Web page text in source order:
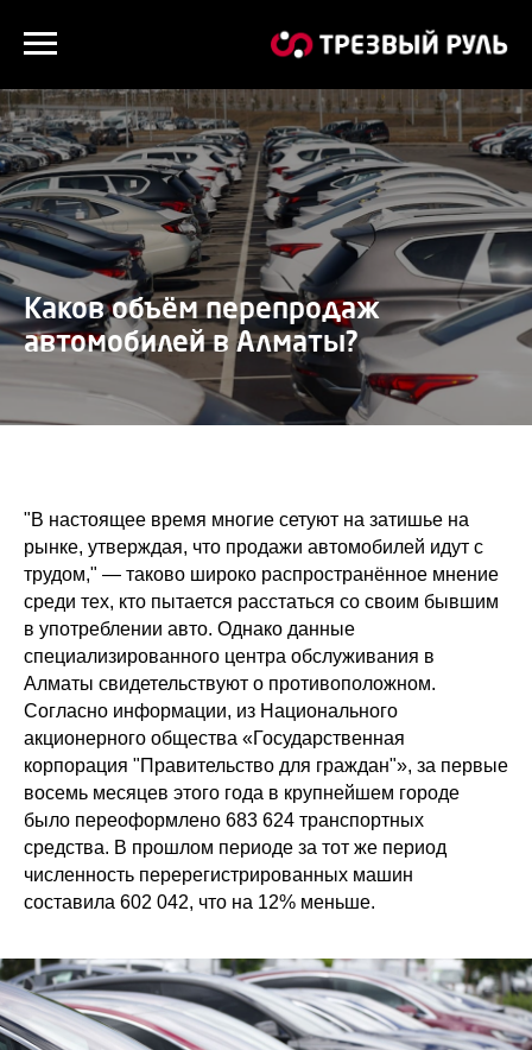
Каков объём перепродаж
автомобилей в Алматы?
"В настоящее время многие сетуют на затишье на
рынке, утверждая, что продажи автомобилей идут с
трудом," — таково широко распространённое мнение
среди тех, кто пытается расстаться со своим бывшим
в употреблении авто. Однако данные
специализированного центра обслуживания в
Алматы свидетельствуют о противоположном.
Согласно информации, из Национального
акционерного общества «Государственная
корпорация "Правительство для граждан"», за первые
восемь месяцев этого года в крупнейшем городе
было переоформлено 683 624 транспортных
средства. В прошлом периоде за тот же период
численность перерегистрированных машин
составила 602 042, что на 12% меньше.